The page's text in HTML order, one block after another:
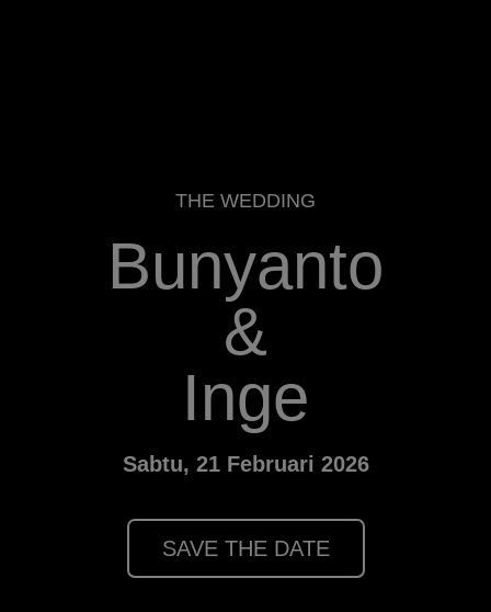
THE WEDDING
Bunyanto
&
Inge
Sabtu, 21 Februari 2026
SAVE THE DATE